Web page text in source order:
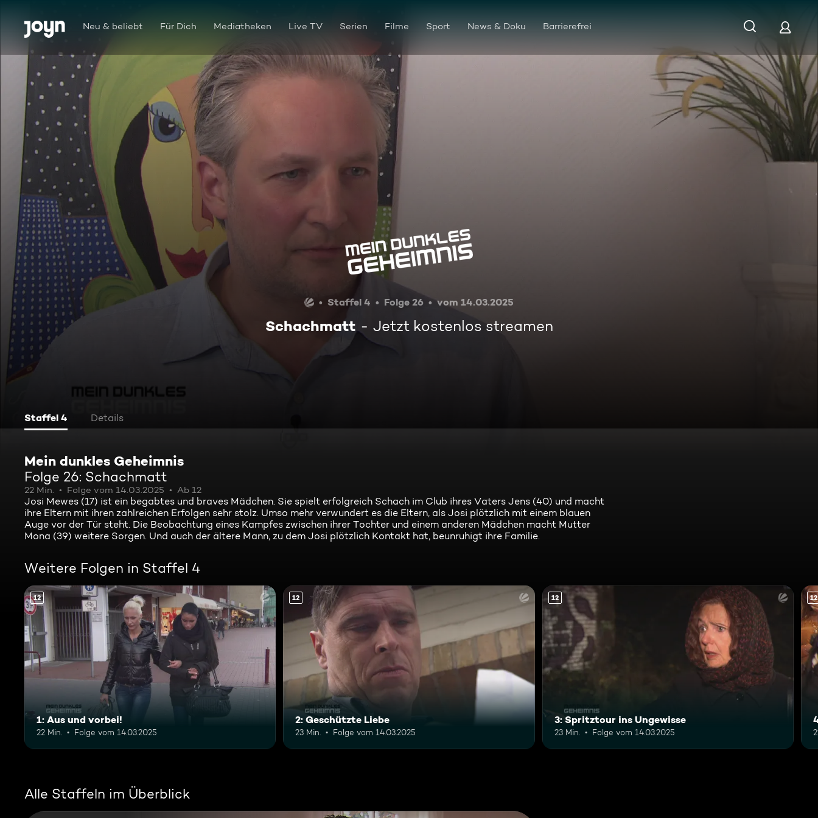
Zum Inhalt springen
Barrierefrei Neu & beliebt Für Dich Mediatheken Live TV Serien Filme Sport News & Doku Barrierefrei
Staffel 4 Folge 26 vom 14.03.2025
Schachmatt Jetzt kostenlos streamen
Staffel 4 Details
Mein dunkles Geheimnis
Folge 26: Schachmatt
22 Min. Folge vom 14.03.2025 Ab 12
Josi Mewes (17) ist ein begabtes und braves Mädchen. Sie spielt erfolgreich Schach im Club ihres Vaters Jens (40) und macht
ihre Eltern mit ihren zahlreichen Erfolgen sehr stolz. Umso mehr verwundert es die Eltern, als Josi plötzlich mit einem blauen
Auge vor der Tür steht. Die Beobachtung eines Kampfes zwischen ihrer Tochter und einem anderen Mädchen macht Mutter
Mona (39) weitere Sorgen. Und auch der ältere Mann, zu dem Josi plötzlich Kontakt hat, beunruhigt ihre Familie.
Weitere Folgen in Staffel 4
12
1: Aus und vorbei!
22 Min. Folge vom 14.03.2025
12
2: Geschützte Liebe
23 Min. Folge vom 14.03.2025
12
3: Spritztour ins Ungewisse
23 Min. Folge vom 14.03.2025
12
Alle Staffeln im Überblick